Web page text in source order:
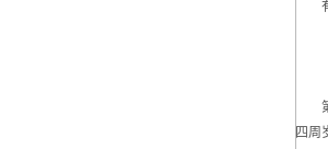
有
（
（
（
第
四周